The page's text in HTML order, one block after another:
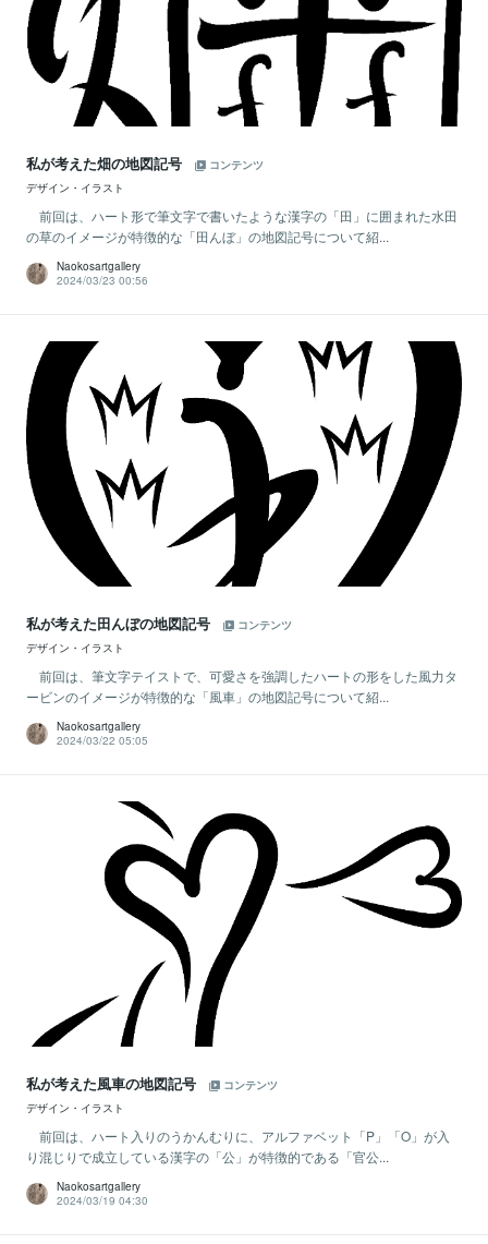
私が考えた畑の地図記号
コンテンツ
デザイン・イラスト
前回は、ハート形で筆文字で書いたような漢字の「田」に囲まれた水田
の草のイメージが特徴的な「田んぼ」の地図記号について紹...
Naokosartgallery
2024/03/23 00:56
私が考えた田んぼの地図記号
コンテンツ
デザイン・イラスト
前回は、筆文字テイストで、可愛さを強調したハートの形をした風力タ
ービンのイメージが特徴的な「風車」の地図記号について紹...
Naokosartgallery
2024/03/22 05:05
私が考えた風車の地図記号
コンテンツ
デザイン・イラスト
前回は、ハート入りのうかんむりに、アルファベット「P」「O」が入
り混じりで成立している漢字の「公」が特徴的である「官公...
Naokosartgallery
2024/03/19 04:30